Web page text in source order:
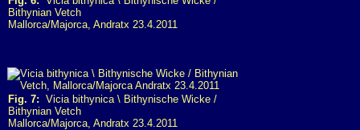
Bithynian Vetch
Mallorca/Majorca, Andratx 23.4.2011
Fig. 7: Vicia bithynica \ Bithynische Wicke /
Bithynian Vetch
Mallorca/Majorca, Andratx 23.4.2011